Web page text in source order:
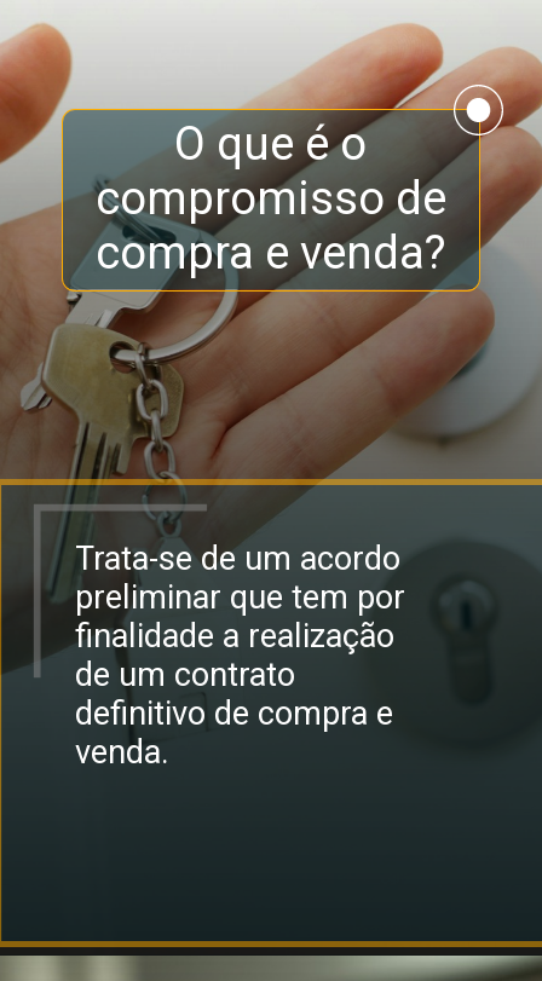
O que é o
compromisso de
compra e venda?
Trata-se de um acordo
preliminar que tem por
finalidade a realização
de um contrato
definitivo de compra e
venda.